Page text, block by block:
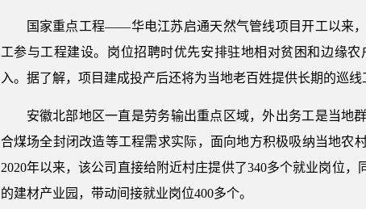
国家重点工程——华电江苏启通天然气管线项目开工以来
工参与工程建设。岗位招聘时优先安排驻地相对贫困和边缘
入。据了解，项目建成投产后还将为当地老百姓提供长期的巡线
安徽北部地区一直是劳务输出重点区域，外出务工是当地
合煤场全封闭改造等工程需求实际，面向地方积极吸纳当地农
2020年以来，该公司直接给附近村庄提供了340多个就业岗位
的建材产业园，带动间接就业岗位400多个。